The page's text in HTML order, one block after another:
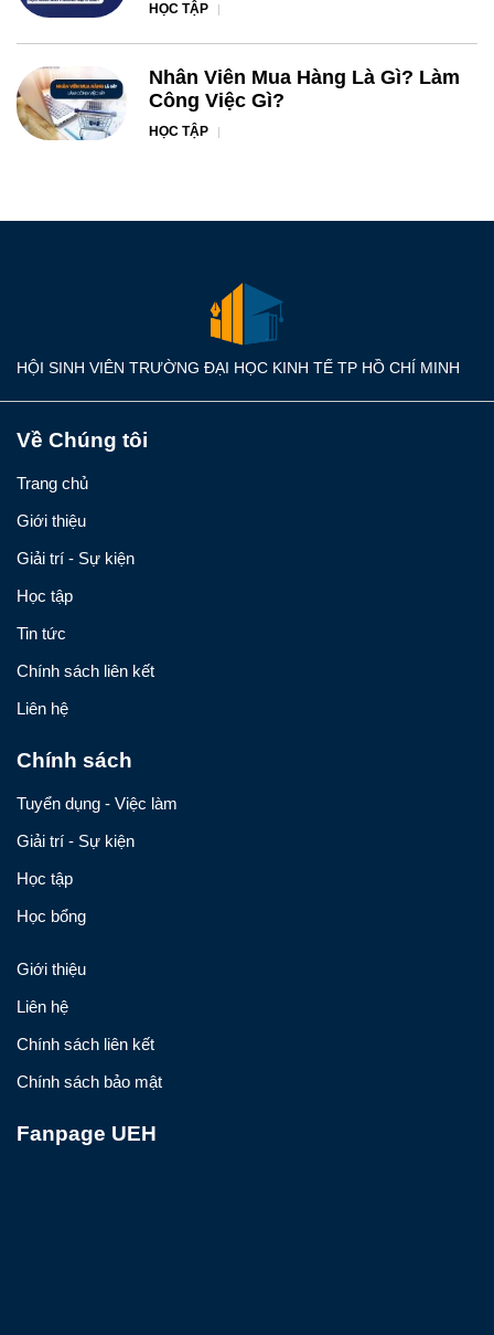
HỌC TẬP
Nhân Viên Mua Hàng Là Gì? Làm
Công Việc Gì?
HỌC TẬP
HỘI SINH VIÊN TRƯỜNG ĐẠI HỌC KINH TẾ TP HỒ CHÍ MINH
Về Chúng tôi
Trang chủ
Giới thiệu
Giải trí - Sự kiện
Học tập
Tin tức
Chính sách liên kết
Liên hệ
Chính sách
Tuyển dụng - Việc làm
Giải trí - Sự kiện
Học tập
Học bổng
Giới thiệu
Liên hệ
Chính sách liên kết
Chính sách bảo mật
Fanpage UEH